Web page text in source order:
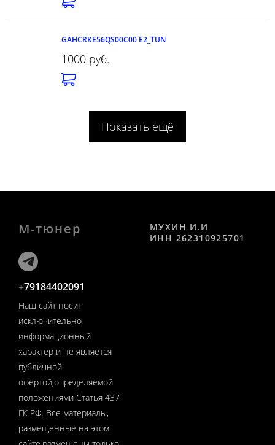
GAHCRKE56QS00C00 E2_TUN
1000 руб.
Показать ещё
М-тюнер
+79184402091
Наш сайт носит
исключительно
информационный
характер и не является
публичной
офертой,определяемой
положениями Статья 437
ГК РФ. Все материалы,
размещенные на этом
МУХИН И.И
ИНН 262310925701